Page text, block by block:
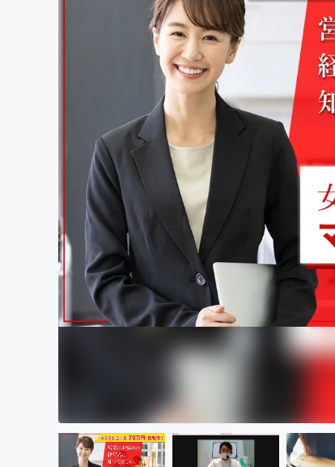
テクノロジー・ガジェット
映像・映画
ビジネス・起業
まちづくり・地域活性化